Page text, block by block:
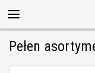
Pełen